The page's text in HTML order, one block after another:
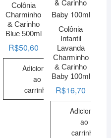
Colônia
Charminho
& Carinho
Blue 500ml
R$50,60
Adicionar
ao
carrinho
Colônia
Infantil
Lavanda
Charminho
& Carinho
Baby 100ml
R$16,70
Adicionar
ao
carrinho